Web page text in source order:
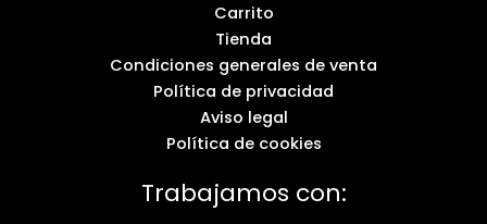
Carrito
Tienda
Condiciones generales de venta
Política de privacidad
Aviso legal
Política de cookies
Trabajamos con: